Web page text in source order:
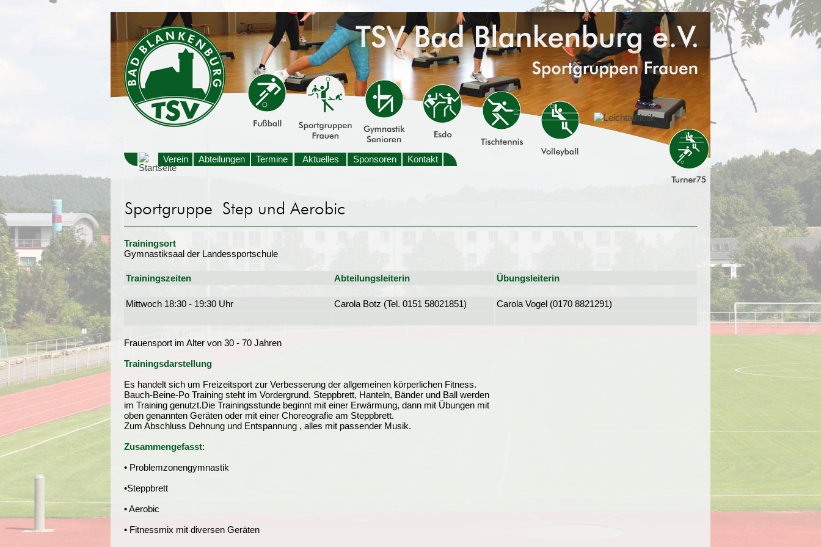
Verein Abteilungen Termine Aktuelles Sponsoren Kontakt
Trainingsort
Gymnastiksaal der Landessportschule
Trainingszeiten Abteilungsleiterin Übungsleiterin
Mittwoch 18:30 - 19:30 Uhr Carola Botz (Tel. 0151 58021851) Carola Vogel (0170 8821291)
Frauensport im Alter von 30 - 70 Jahren
Trainingsdarstellung
Es handelt sich um Freizeitsport zur Verbesserung der allgemeinen körperlichen Fitness.
Bauch-Beine-Po Training steht im Vordergrund. Steppbrett, Hanteln, Bänder und Ball werden
im Training genutzt.Die Trainingsstunde beginnt mit einer Erwärmung, dann mit Übungen mit
oben genannten Geräten oder mit einer Choreografie am Steppbrett.
Zum Abschluss Dehnung und Entspannung , alles mit passender Musik.
Zusammengefasst:
• Problemzonengymnastik
•Steppbrett
• Aerobic
• Fitnessmix mit diversen Geräten